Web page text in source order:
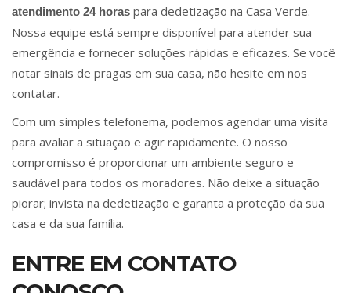
atendimento 24 horas para dedetização na Casa Verde.
Nossa equipe está sempre disponível para atender sua
emergência e fornecer soluções rápidas e eficazes. Se você
notar sinais de pragas em sua casa, não hesite em nos
contatar.
Com um simples telefonema, podemos agendar uma visita
para avaliar a situação e agir rapidamente. O nosso
compromisso é proporcionar um ambiente seguro e
saudável para todos os moradores. Não deixe a situação
piorar; invista na dedetização e garanta a proteção da sua
casa e da sua família.
ENTRE EM CONTATO